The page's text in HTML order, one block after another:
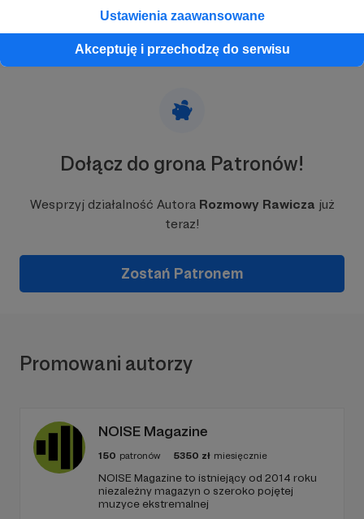
Ustawienia zaawansowane
Akceptuję i przechodzę do serwisu
Dołącz do grona Patronów!
Wesprzyj działalność Autora Rozmowy Rawicza już
teraz!
Zostań Patronem
Promowani autorzy
NOISE Magazine
150 patronów 5350 zł miesięcznie
NOISE Magazine to istniejący od 2014 roku
niezależny magazyn o szeroko pojętej
muzyce ekstremalnej